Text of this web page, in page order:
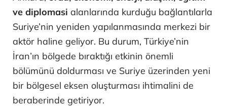
ve diplomasi alanlarında kurduğu bağlantılarla
Suriye’nin yeniden yapılanmasında merkezi bir
aktör haline geliyor. Bu durum, Türkiye’nin
İran’ın bölgede bıraktığı etkinin önemli
bölümünü doldurması ve Suriye üzerinden yeni
bir bölgesel eksen oluşturması ihtimalini de
beraberinde getiriyor.